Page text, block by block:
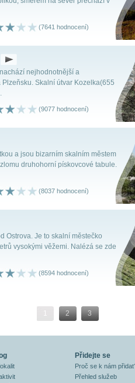
(7641 hodnocení)
nejhodnotnější a
Skalní útvar Kozelka(655
(9077 hodnocení)
a jsou bizarním skalním městem
druhohorní pískovcové tabule.
(8037 hodnocení)
Ostrova. Je to skalní městečko
vysokými věžemi. Nalézá se zde
(8594 hodnocení)
1 2 3
Přidejte se
Proč se k nám
Přehled služeb